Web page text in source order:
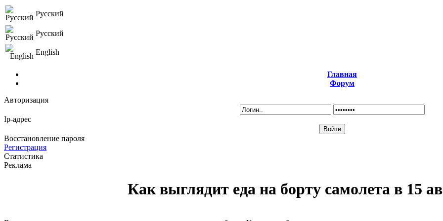
Русский
Русский
English
Главная
Форум
Авторизация
Ip-адрес
Восстановление пароля
Регистрация
Статистика
Реклама
Как выглядит еда на борту самолета в 15